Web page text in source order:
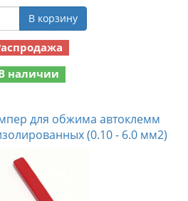
В корзину
наличии
для обжима автоклемм
(0.10 - 6.0 мм2)